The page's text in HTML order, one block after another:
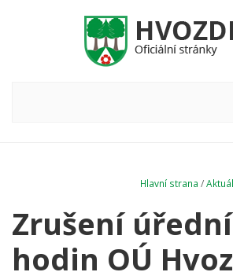
Hlavní strana /
Zrušení
hodin OÚ